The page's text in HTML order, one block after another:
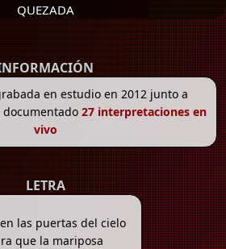
QUEZADA
en estudio en 2012 junto a
documentado 27 interpretaciones en
vivo
LETRA
las puertas del cielo
que la mariposa